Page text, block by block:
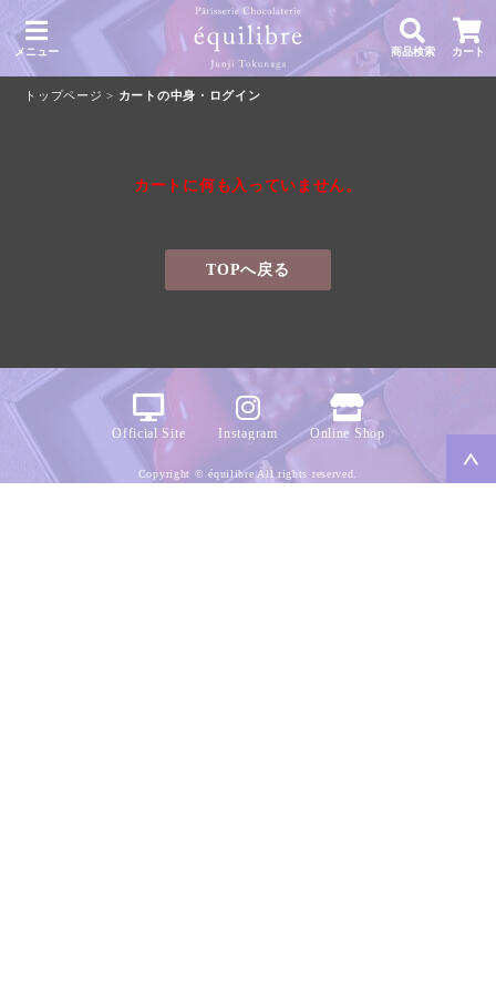
メニュー 商品検索 カート
トップページ > カートの中身・ログイン
カートに何も入っていません。
TOPへ戻る
Official Site Instagram Online Shop
Copyright © équilibre All rights reserved.